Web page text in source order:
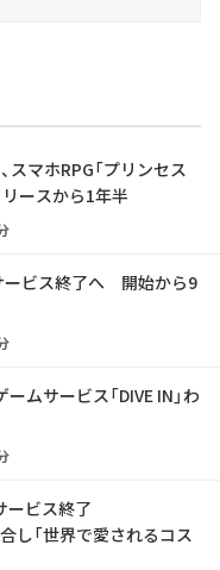
スマホRPG「プリンセス
ースから1年半
サービス終了へ 開始から9
ムサービス「DIVE IN」わ
ービス終了
し「世界で愛されるコス